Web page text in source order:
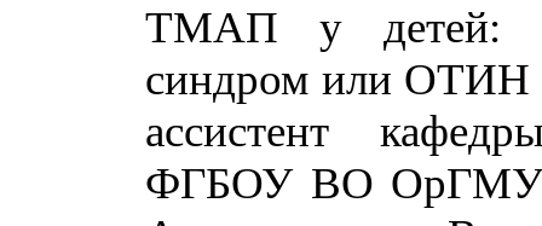
ТМАП у детей:
синдром или ОТИН
ассистент
ФГБОУ ВО ОрГМУ